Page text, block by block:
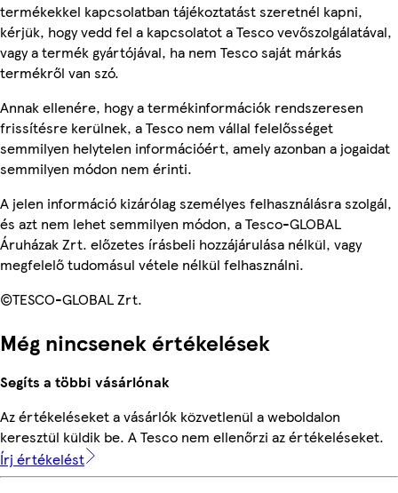
termékekkel kapcsolatban tájékoztatást szeretnél kapni,
kérjük, hogy vedd fel a kapcsolatot a Tesco vevőszolgálatával,
vagy a termék gyártójával, ha nem Tesco saját márkás
termékről van szó.
Annak ellenére, hogy a termékinformációk rendszeresen
frissítésre kerülnek, a Tesco nem vállal felelősséget
semmilyen helytelen információért, amely azonban a jogaidat
semmilyen módon nem érinti.
A jelen információ kizárólag személyes felhasználásra szolgál,
és azt nem lehet semmilyen módon, a Tesco-GLOBAL
Áruházak Zrt. előzetes írásbeli hozzájárulása nélkül, vagy
megfelelő tudomásul vétele nélkül felhasználni.
©TESCO-GLOBAL Zrt.
Még nincsenek értékelések
Segíts a többi vásárlónak
Az értékeléseket a vásárlók közvetlenül a weboldalon
keresztül küldik be. A Tesco nem ellenőrzi az értékeléseket.
Írj értékelést